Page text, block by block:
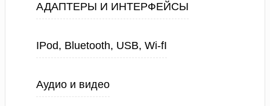
АДАПТЕРЫ И ИНТЕРФЕЙСЫ
IPod, Bluetooth, USB, Wi-fI
Аудио и видео